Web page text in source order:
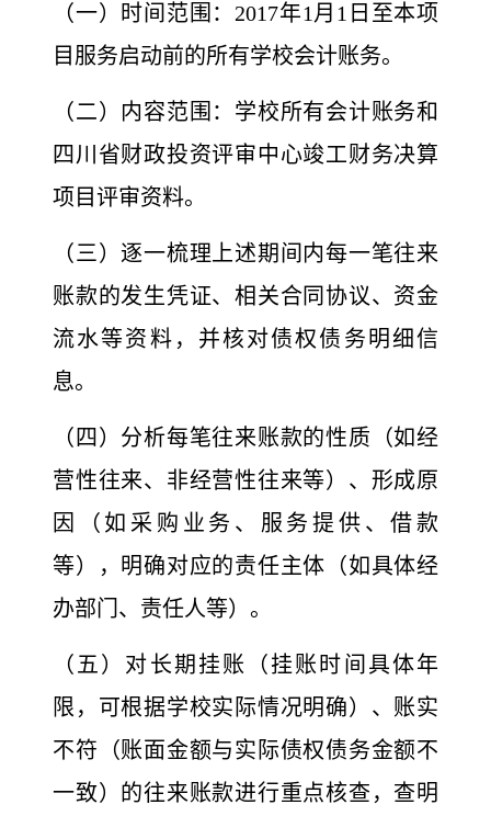
（一）时间范围：2017年1月1日至本项
目服务启动前的所有学校会计账务。
（二）内容范围：学校所有会计账务和
四川省财政投资评审中心竣工财务决算
项目评审资料。
（三）逐一梳理上述期间内每一笔往来
账款的发生凭证、 相关合同协议、资金
流水等资料，并核对债权债务明细信
息。
（四）分析每笔往来账款的性质（如经
营性往来、非经营性往来等）、形成原
因（如采购业务、服务提供、借款
等），明确对应的责任主体（如具体经
办部门、责任人等）。
（五）对长期挂账（挂账时间具体年
限，可根据学校实 际情况明确）、账实
不符（账面金额与实际债权债务金额不
一致）的往来账款进行重点核查，查明